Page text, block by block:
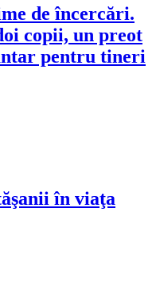
de încercări.
copii, un preot
pentru tineri
în viaţa